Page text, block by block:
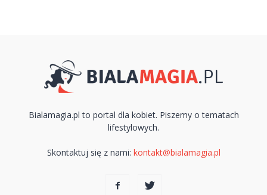
Bialamagia.pl to portal dla kobiet. Piszemy o tematach
lifestylowych.
Skontaktuj się z nami: kontakt@bialamagia.pl